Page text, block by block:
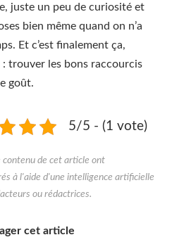
juste un peu de curiosité et
bien même quand on n’a
Et c’est finalement ça,
trouver les bons raccourcis
goût.
5/5 - (1 vote)
cet article